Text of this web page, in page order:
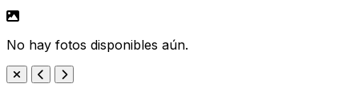
No hay fotos disponibles aún.